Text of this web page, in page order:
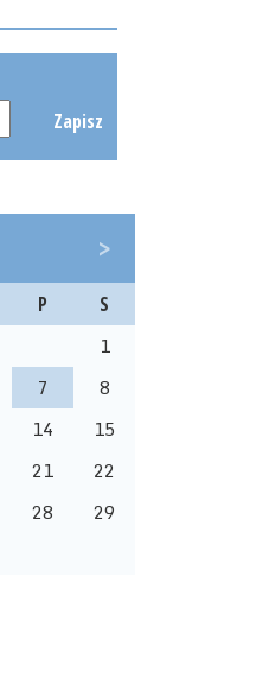
Zapisz
>
P S
1
7
8
14
15
21
22
28
29